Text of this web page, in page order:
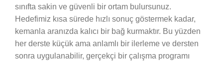
sınıfta sakin ve güvenli bir ortam bulursunuz.
Hedefimiz kısa sürede hızlı sonuç göstermek kadar,
kemanla aranızda kalıcı bir bağ kurmaktır. Bu yüzden
her derste küçük ama anlamlı bir ilerleme ve dersten
sonra uygulanabilir, gerçekçi bir çalışma programı